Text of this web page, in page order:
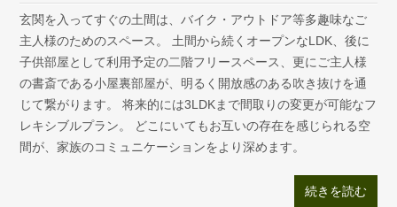
が
り
の
あ
る
家
埼
県
蕨
玄関を入ってすぐの土間は、バイク・アウトドア等多趣味なご
主人様のためのスペース。 土間から続くオープンなLDK、後に
子供部屋として利用予定の二階フリースペース、更にご主人様
の書斎である小屋裏部屋が、明るく開放感のある吹き抜けを通
じて繋がります。 将来的には3LDKまで間取りの変更が可能なフ
レキシブルプラン。 どこにいてもお互いの存在を感じられる空
間が、家族のコミュニケーションをより深めます。
続きを読む